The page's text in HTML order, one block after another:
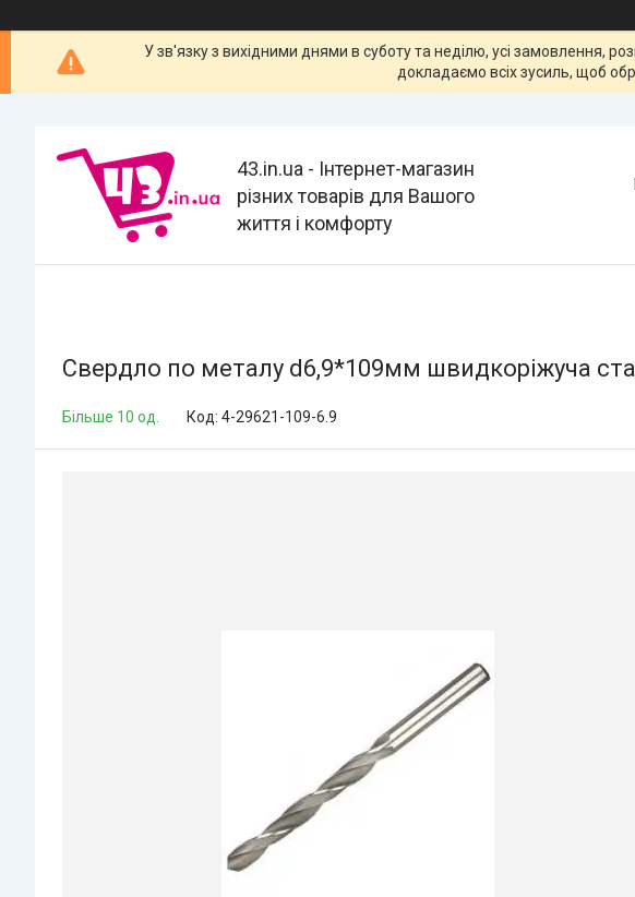
У зв'язку з вихідними днями в суботу та неділю, усі замовлення,
докладаємо всіх зусиль, щоб
43.in.ua - Інтернет-магазин
різних товарів для Вашого
життя і комфорту
Свердло по металу d6,9*109мм швидкоріжуча
Більше 10 од. Код: 4-29621-109-6.9